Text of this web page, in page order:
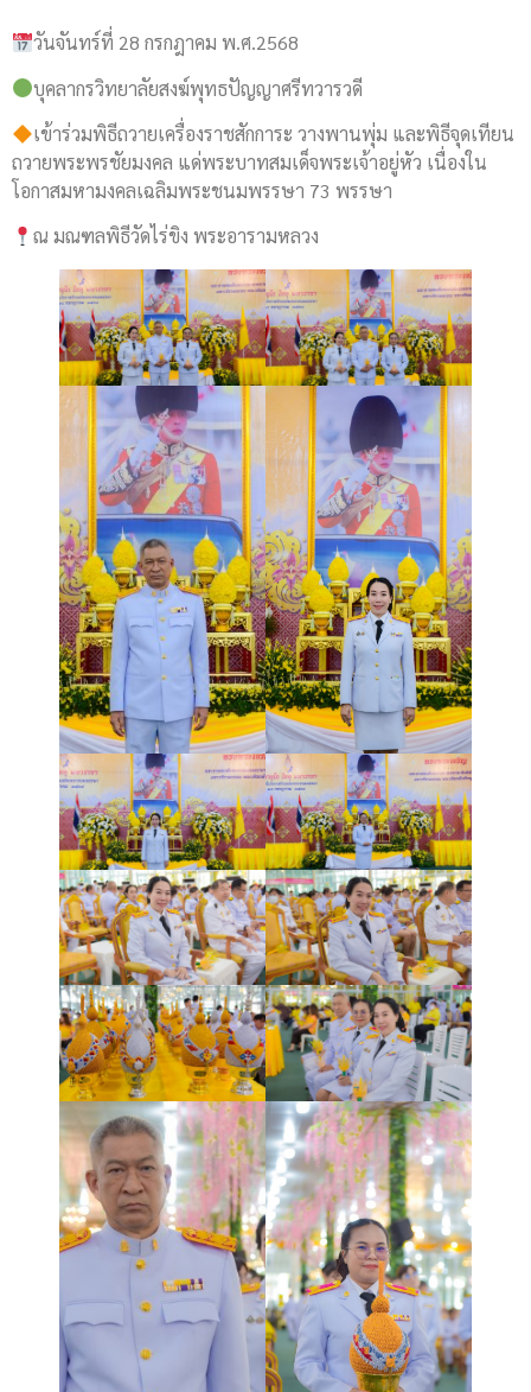
วันจันทร์ที่ 28 กรกฎาคม พ.ศ.2568
บุคลากรวิทยาลัยสงฆ์พุทธปัญญาศรีทวารวดี
เข้าร่วมพิธีถวายเครื่องราชสักการะ วางพานพุ่ม และพิธีจุดเทียน
ถวายพระพรชัยมงคล แด่พระบาทสมเด็จพระเจ้าอยู่หัว เนื่องใน
โอกาสมหามงคลเฉลิมพระชนมพรรษา 73 พรรษา
ณ มณฑลพิธีวัดไร่ขิง พระอารามหลวง